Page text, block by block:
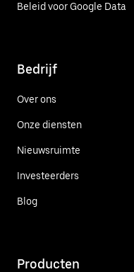
Beleid voor Google Data
Bedrijf
Over ons
Onze diensten
Nieuwsruimte
Investeerders
Blog
Producten